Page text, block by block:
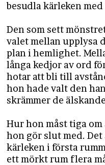
besudla kärleken med
Den som sett
valet mellan upplysa
plan i hemlighet.
långa kedjor av ord
hotar att bli till
hon hade valt den
skrämmer de
Hur hon måst tiga
hon gör slut med.
kärleken i första
ett mörkt rum flera